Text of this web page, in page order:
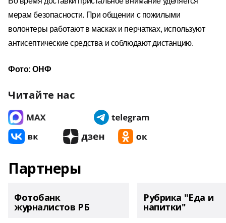
мерам безопасности. При общении с пожилыми
волонтеры работают в масках и перчатках, используют
антисептические средства и соблюдают дистанцию.
Фото: ОНФ
Читайте нас
Партнеры
Фотобанк
журналистов РБ
Рубрика "Еда и
напитки"